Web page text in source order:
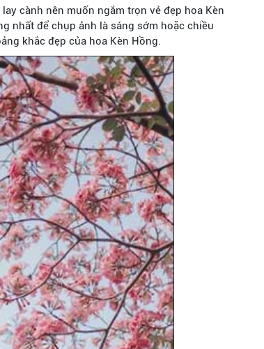
cành nên muốn ngắm trọn vẻ đẹp hoa Kèn
nhất để chụp ảnh là sáng sớm hoặc chiều
khắc đẹp của hoa Kèn Hồng.